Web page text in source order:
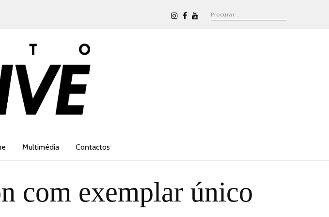
Multimédia Contactos
com exemplar único